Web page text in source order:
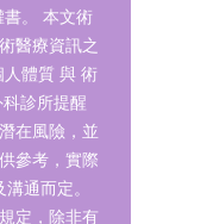
。
本文術
醫療資訊之
人體質 與 術
診所提醒
在風險，並
參考，實際
通而定。
定，除非有